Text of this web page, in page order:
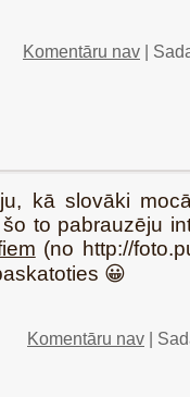
Komentāru nav |
kā slovāki
to pabrauzēju
(no http://
😀
Komentāru nav |